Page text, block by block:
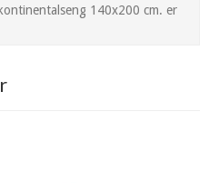
140x200 cm. er